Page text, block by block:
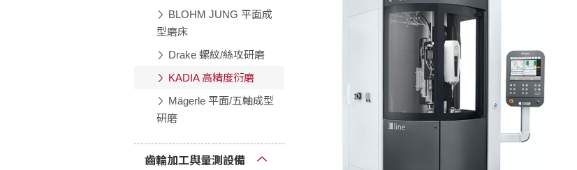
BLOHM JUNG 平面成
型磨床
Drake 螺紋/絲攻研磨
KADIA 高精度衍磨
Mägerle 平面/五軸成型
研磨
齒輪加工與量測設備